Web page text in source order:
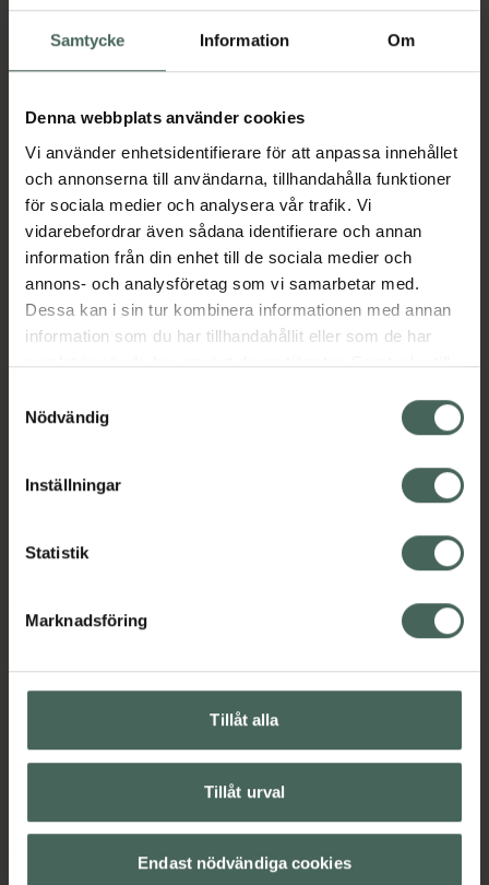
Samtycke Information Om
Denna webbplats använder cookies
Vi använder enhetsidentifierare för att anpassa innehållet
och annonserna till användarna, tillhandahålla funktioner
för sociala medier och analysera vår trafik. Vi
vidarebefordrar även sådana identifierare och annan
information från din enhet till de sociala medier och
annons- och analysföretag som vi samarbetar med.
Dessa kan i sin tur kombinera informationen med annan
information som du har tillhandahållit eller som de har
samlat in när du har använt deras tjänster. Samtycke till
återkalla ditt samtycke via webbplatsens
cookieinställningar. Ett återkallat samtycke påverkar inte
lagligheten av behandling som skett innan återkallelsen.
Nödvändig
Inställningar
Statistik
Marknadsföring
Tillåt alla
Tillåt urval
Endast nödvändiga cookies
Få mejl när varan finns i lager online
Din e-postadress
Jag accepterar villkoren
Spara
Aktuella erbjudanden
Beskrivning Dölj
Jämförpris 66,38 kr/st
Kronans Apotek finns här för dig. Du hittar oss från Skåne i
datorn. Oavsett vem du är så är det vårt uppdrag att
hjälpa just dig att må lite bättre. Välkommen att prata
med oss.
Kontakta oss